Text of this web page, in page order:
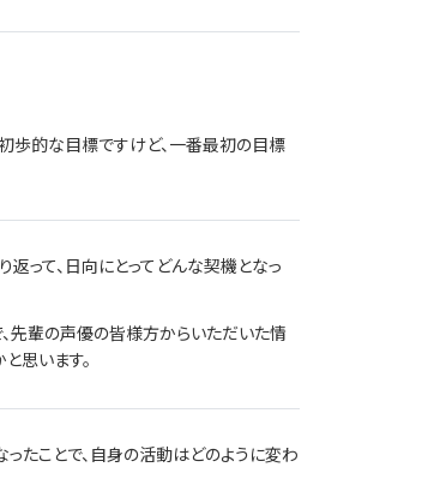
歩的な目標ですけど、一番最初の目標
返って、日向にとってどんな契機となっ
先輩の声優の皆様方からいただいた情
思います。
なったことで、自身の活動はどのように変わ